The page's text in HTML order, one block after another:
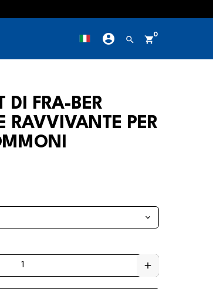
account_circle search shopping_cart0
DI FRA-BER
RAVVIVANTE PER
add